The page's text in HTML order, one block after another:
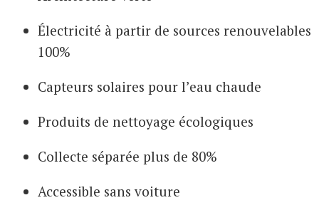
Électricité à partir de sources renouvelables
100%
Capteurs solaires pour l’eau chaude
Produits de nettoyage écologiques
Collecte séparée plus de 80%
Accessible sans voiture